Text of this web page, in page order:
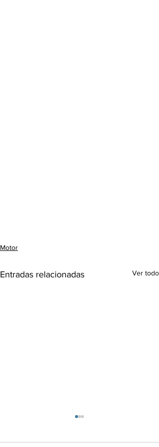
Motor
Entradas relacionadas Ver todo